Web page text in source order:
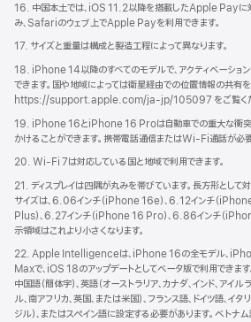
16. 中国本土では、iOS 11.2以降を搭載したApple Pay
み、Safariのウェブ上でApple Payを利用できます。
17. サイズと重量は構成と製造工程によって異なります。
18. iPhone 14以降のすべてのモデルで、アクティベーショ
できます。国や地域によっては衛星経由での位置情報の共有
https://support.apple.com/ja-jp/105097 をご覧くだ
19. iPhone 16とiPhone 16 Proは自動車での重大な衝突
かけることができます。携帯電話通信またはWi-Fi通話が必要
20. Wi-Fi 7は対応している国と地域で利用できます。
21. ディスプレイは四隅が丸みを帯びています。長方形として
サイズは、6.06インチ（iPhone 16e）、6.12インチ（
Plus）、6.27インチ（iPhone 16 Pro）、6.86インチ（
示領域はこれより小さくなります。
22. Apple Intelligenceは、iPhone 16の全モデル、
Maxで、iOS 18のアップデートとしてベータ版で利用できま
中国語（簡体字）、英語（オーストラリア、カナダ、インド、アイ
ル、南アフリカ、英国、または米国）、フランス語、ドイツ語、イ
ジル）、またはスペイン語に設定する必要があります。ベトナ